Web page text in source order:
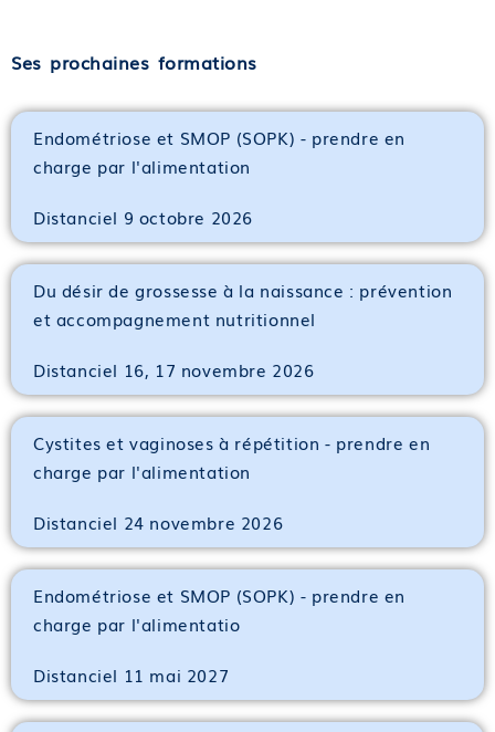
Ses prochaines formations
Endométriose et SMOP (SOPK) - prendre en
charge par l'alimentation
Distanciel 9 octobre 2026
Du désir de grossesse à la naissance : prévention
et accompagnement nutritionnel
Distanciel 16, 17 novembre 2026
Cystites et vaginoses à répétition - prendre en
charge par l'alimentation
Distanciel 24 novembre 2026
Endométriose et SMOP (SOPK) - prendre en
charge par l'alimentatio
Distanciel 11 mai 2027